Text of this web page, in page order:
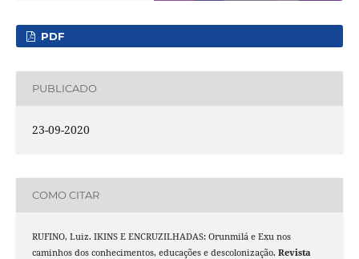
PDF
PUBLICADO
23-09-2020
COMO CITAR
RUFINO, Luiz. IKINS E ENCRUZILHADAS: Orunmilá e Exu nos
caminhos dos conhecimentos, educações e descolonização. Revista